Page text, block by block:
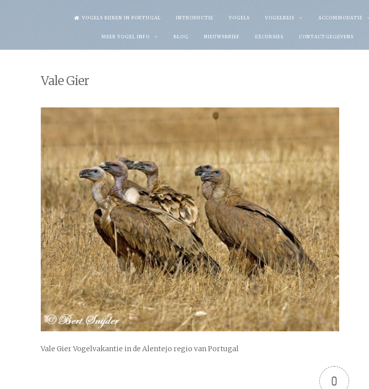
VOGELS KIJKEN IN PORTUGAL INTRODUCTIE VOGELS VOGELREIS ACCOMMODATIE
MEER VOGEL INFO BLOG NIEUWSBRIEF EXCURSIES CONTACTGEGEVENS
Vale Gier
Vale Gier Vogelvakantie in de Alentejo regio van Portugal
0